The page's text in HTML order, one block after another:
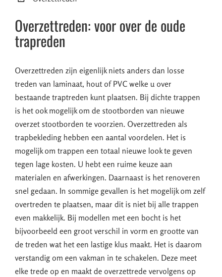
Overzettreden: voor over de oude
trapreden
Overzettreden zijn eigenlijk niets anders dan losse
treden van laminaat, hout of PVC welke u over
bestaande traptreden kunt plaatsen. Bij dichte trappen
is het ook mogelijk om de stootborden van nieuwe
overzet stootborden te voorzien. Overzettreden als
trapbekleding hebben een aantal voordelen. Het is
mogelijk om trappen een totaal nieuwe look te geven
tegen lage kosten. U hebt een ruime keuze aan
materialen en afwerkingen. Daarnaast is het renoveren
snel gedaan. In sommige gevallen is het mogelijk om zelf
overtreden te plaatsen, maar dit is niet bij alle trappen
even makkelijk. Bij modellen met een bocht is het
bijvoorbeeld een groot verschil in vorm en grootte van
de treden wat het een lastige klus maakt. Het is daarom
verstandig om een vakman in te schakelen. Deze meet
elke trede op en maakt de overzettrede vervolgens op